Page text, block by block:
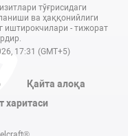
тўғрисидаги
ва ҳаққонийлиги
иштирокчилари - тижорат
17:31 (GMT+5)
Қайта алоқа
харитаси